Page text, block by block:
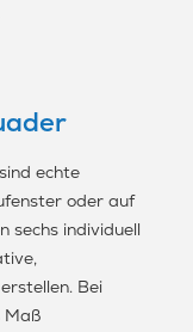
sind echte
oder auf
sechs individuell
Bei
Maß